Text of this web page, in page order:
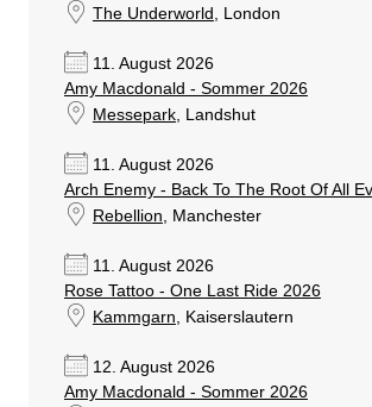
The Underworld
, London
11. August 2026
Amy Macdonald - Sommer 2026
Messepark, Landshut
11. August 2026
Arch Enemy - Back To The Root Of All
Rebellion , Manchester
11. August 2026
Rose Tattoo - One Last Ride 2026
Kammgarn , Kaiserslautern
12. August 2026
Amy Macdonald - Sommer 2026